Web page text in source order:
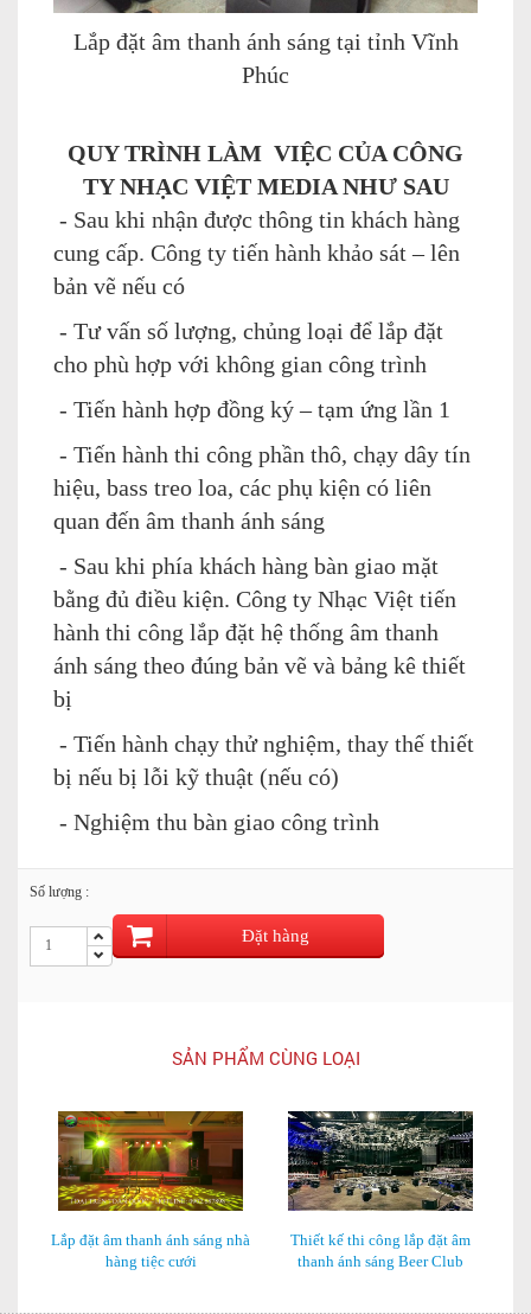
Lắp đặt âm thanh ánh sáng tại tỉnh Vĩnh
Phúc
QUY TRÌNH LÀM VIỆC CỦA CÔNG
TY NHẠC VIỆT MEDIA NHƯ SAU
- Sau khi nhận được thông tin khách hàng
cung cấp. Công ty tiến hành khảo sát – lên
bản vẽ nếu có
- Tư vấn số lượng, chủng loại để lắp đặt
cho phù hợp với không gian công trình
- Tiến hành hợp đồng ký – tạm ứng lần 1
- Tiến hành thi công phần thô, chạy dây tín
hiệu, bass treo loa, các phụ kiện có liên
quan đến âm thanh ánh sáng
- Sau khi phía khách hàng bàn giao mặt
bằng đủ điều kiện. Công ty Nhạc Việt tiến
hành thi công lắp đặt hệ thống âm thanh
ánh sáng theo đúng bản vẽ và bảng kê thiết
bị
- Tiến hành chạy thử nghiệm, thay thế thiết
bị nếu bị lỗi kỹ thuật (nếu có)
- Nghiệm thu bàn giao công trình
Số lượng :
Đặt hàng
SẢN PHẨM CÙNG LOẠI
Lắp đặt âm thanh ánh sáng nhà
hàng tiệc cưới
Thiết kế thi công lắp đặt âm
thanh ánh sáng Beer Club